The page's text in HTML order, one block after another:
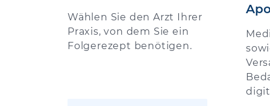
Wählen Sie den Arzt Ihrer
Praxis, von dem Sie ein
Folgerezept benötigen.